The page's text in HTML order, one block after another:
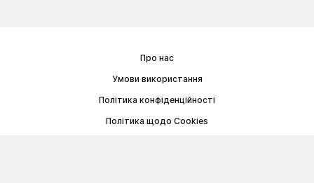
Про нас
Умови використання
Політика конфіденційності
Політика щодо Cookies